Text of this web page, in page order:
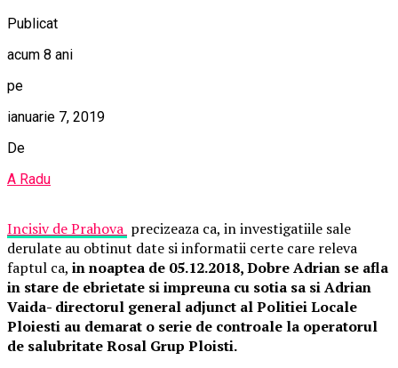
Publicat
acum 8 ani
pe
ianuarie 7, 2019
De
A Radu
Incisiv de Prahova precizeaza ca, in investigatiile sale
derulate au obtinut date si informatii certe care releva
faptul ca, in noaptea de 05.12.2018, Dobre Adrian se afla
in stare de ebrietate si impreuna cu sotia sa si Adrian
Vaida- directorul general adjunct al Politiei Locale
Ploiesti au demarat o serie de controale la operatorul
de salubritate Rosal Grup Ploisti.